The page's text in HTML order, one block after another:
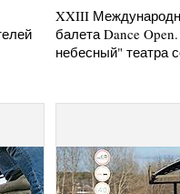
XXIII
балета Dance
небесный" театра